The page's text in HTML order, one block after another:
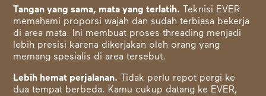
Tangan yang sama, mata yang terlatih. Teknisi EVER
memahami proporsi wajah dan sudah terbiasa bekerja
di area mata. Ini membuat proses threading menjadi
lebih presisi karena dikerjakan oleh orang yang
memang spesialis di area tersebut.
Lebih hemat perjalanan. Tidak perlu repot pergi ke
dua tempat berbeda. Kamu cukup datang ke EVER,